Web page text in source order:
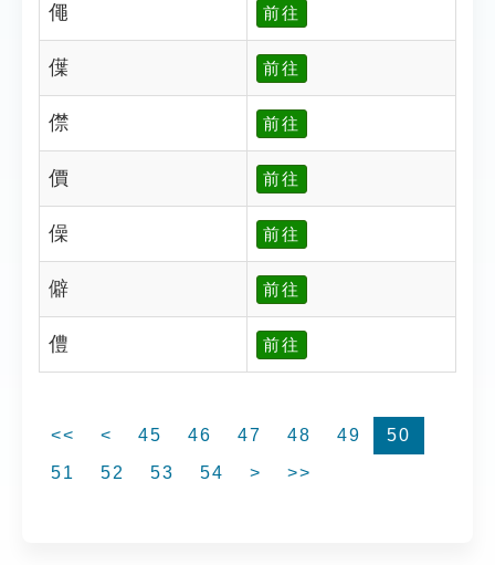
僶 前往
僷 前往
僸 前往
價 前往
僺 前往
僻 前往
僼 前往
<< < 45 46 47 48 49
50
51
52 53 54 > >>